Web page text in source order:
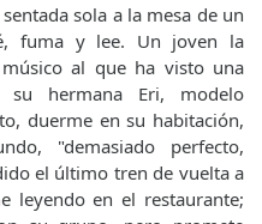
sola a la mesa de un
fuma y lee. Un joven la
al que ha visto una
hermana Eri, modelo
duerme en su habitación,
"demasiado perfecto,
el último tren de vuelta a
leyendo en el restaurante;